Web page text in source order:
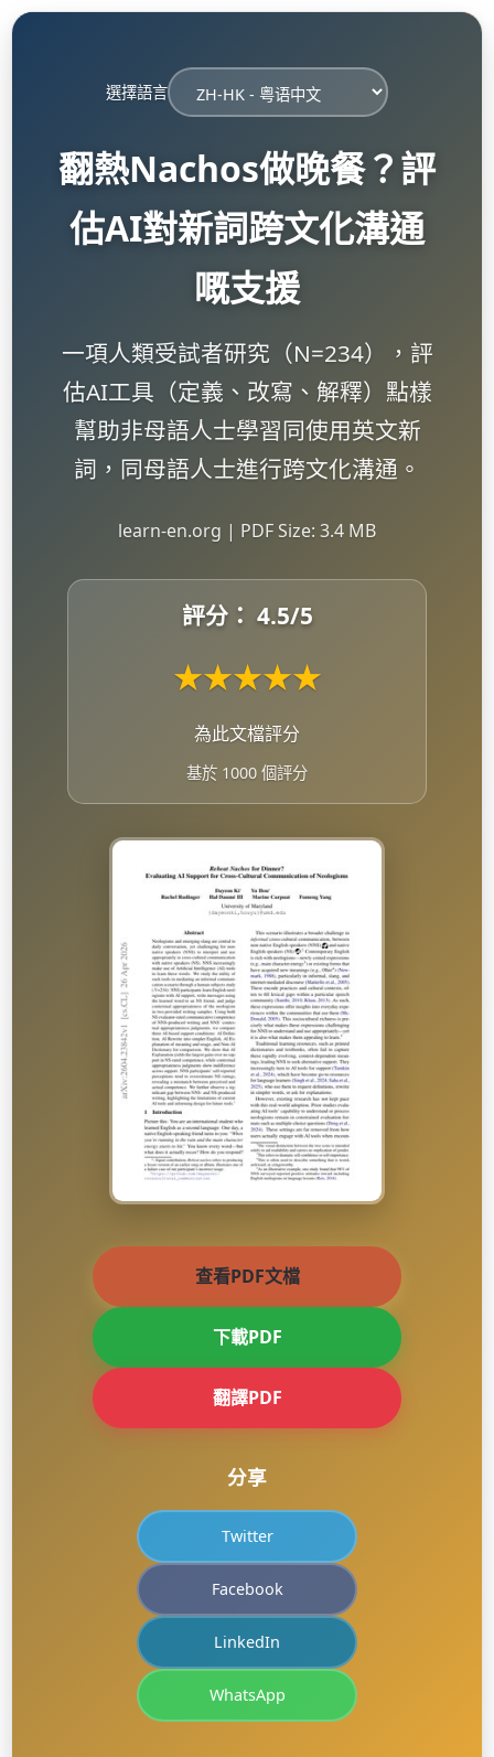
選擇語言
翻熱Nachos做晚餐？評
估AI對新詞跨文化溝通
嘅支援
一項人類受試者研究（N=234），評
估AI工具（定義、改寫、解釋）點樣
幫助非母語人士學習同使用英文新
詞，同母語人士進行跨文化溝通。
learn-en.org | PDF Size: 3.4 MB
評分： 4.5/5
★★★★★
為此文檔評分
基於 1000 個評分
查看PDF文檔
下載PDF
翻譯PDF
分享
Twitter
Facebook
LinkedIn
WhatsApp